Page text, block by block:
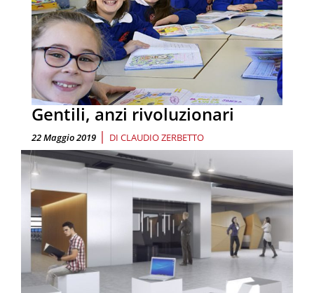
Gentili, anzi rivoluzionari
22 Maggio 2019 | DI CLAUDIO ZERBETTO